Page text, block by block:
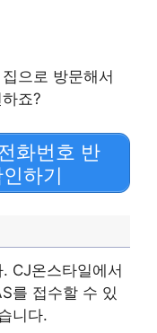
으로 방문해서
죠?
화번호 반
하기
CJ온스타일에서
를 접수할 수 있
니다.